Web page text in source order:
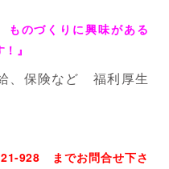
のづくりに興味がある
』
、保険など 福利厚生
928 までお問合せ下さ